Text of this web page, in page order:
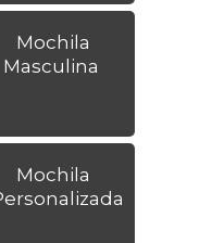
Mochila
Masculina
Mochila